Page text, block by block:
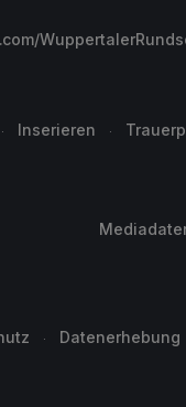
Inserieren
Datenerhebung